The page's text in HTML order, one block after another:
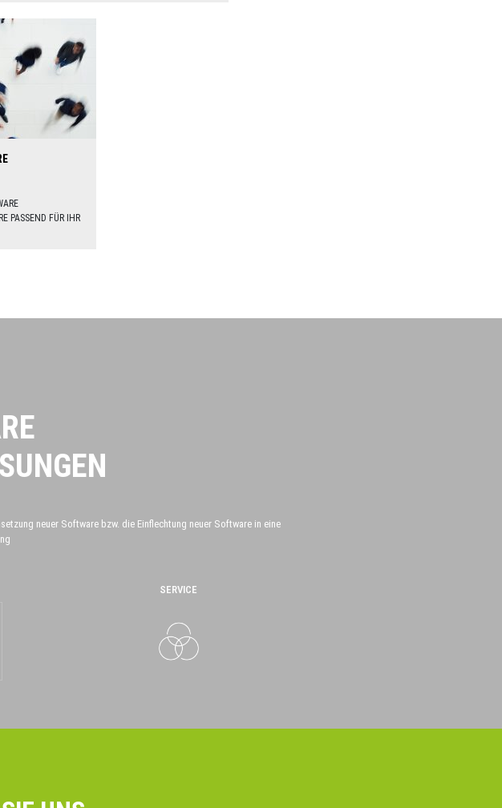
PASSEND FÜR IHR
neuer Software bzw. die Einflechtung neuer Software in eine
SERVICE